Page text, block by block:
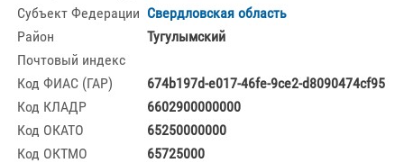
Субъект Федерации Свердловская область
Район
Тугулымский
Почтовый индекс
Код ФИАС (ГАР)
674b197d-e017-46fe-9ce2-d8090474cf95
Код КЛАДР
6602900000000
Код ОКАТО
65250000000
Код ОКТМО
65725000